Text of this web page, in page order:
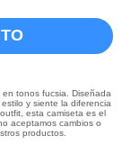
tonos fucsia. Diseñada
y siente la diferencia
esta camiseta es el
aceptamos cambios o
productos.